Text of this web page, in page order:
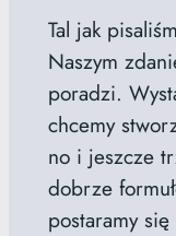
Tal jak
Naszym
poradzi.
chcemy
no i jeszcze
dobrze
postaramy